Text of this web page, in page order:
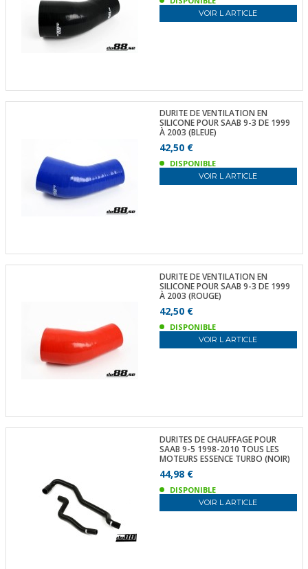
VOIR L ARTICLE
DURITE DE VENTILATION EN
SILICONE POUR SAAB 9-3 DE 1999
À 2003 (BLEUE)
42,50 €
DISPONIBLE
VOIR L ARTICLE
DURITE DE VENTILATION EN
SILICONE POUR SAAB 9-3 DE 1999
À 2003 (ROUGE)
42,50 €
DISPONIBLE
VOIR L ARTICLE
DURITES DE CHAUFFAGE POUR
SAAB 9-5 1998-2010 TOUS LES
MOTEURS ESSENCE TURBO (NOIR)
44,98 €
DISPONIBLE
VOIR L ARTICLE